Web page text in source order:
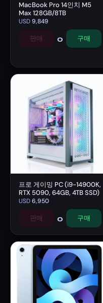
MacBook Pro 14인치 M5
Max 128GB/8TB
USD9,849
판매 0 구매
프로 게이밍 PC (i9-14900K,
RTX 5090, 64GB, 4TB SSD)
USD6,950
판매 0 구매